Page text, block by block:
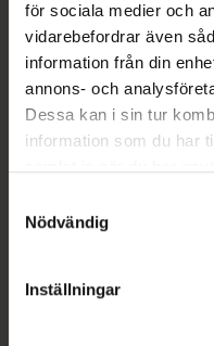
för sociala medier och
vidarebefordrar även
information från din
annons- och
Dessa kan i sin tur
information som du har
återkalla ditt samtycke
cookieinställningar. Ett
lagligheten av
Nödvändig
Inställningar
Läs alltid
användning.
EAN: